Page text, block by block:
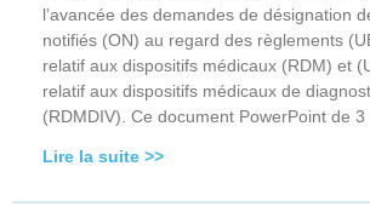
l’avancée des demandes de désignation
notifiés (ON) au regard des règlements
relatif aux dispositifs médicaux (RDM) et
relatif aux dispositifs médicaux de
(RDMDIV). Ce document PowerPoint de 3
Lire la suite >>